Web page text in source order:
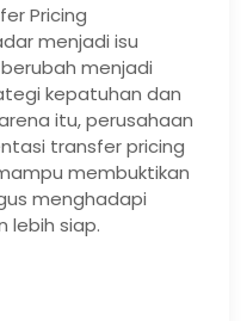
Pricing
menjadi isu
menjadi
kepatuhan dan
itu, perusahaan
transfer pricing
membuktikan
menghadapi
lebih siap.